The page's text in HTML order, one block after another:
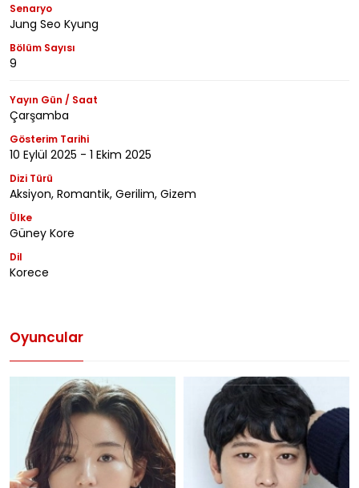
Senaryo
Jung Seo Kyung
Bölüm Sayısı
9
Yayın Gün / Saat
Çarşamba
Gösterim Tarihi
10 Eylül 2025 - 1 Ekim 2025
Dizi Türü
Aksiyon, Romantik, Gerilim, Gizem
Ülke
Güney Kore
Dil
Korece
Oyuncular